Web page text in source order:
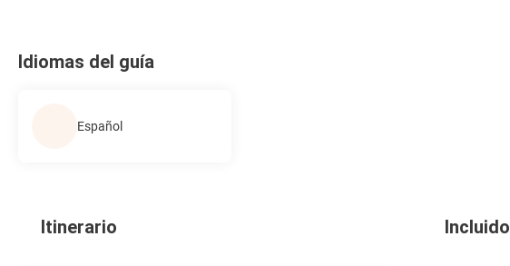
Idiomas del guía
Español
Itinerario Incluido